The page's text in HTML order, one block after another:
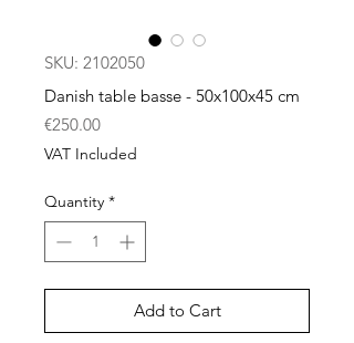
SKU: 2102050
Danish table basse - 50x100x45 cm
€250.00Price
VAT Included
Quantity *
Add to Cart